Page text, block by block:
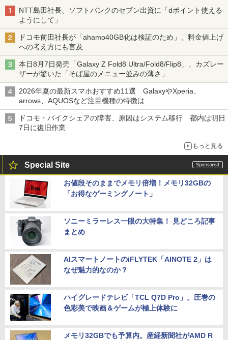
NTT島田社長、ソフトバンクのセブン出資に「dポイント使える
ようにして」
ドコモ前田社長が「ahamo40GB化は検証のため」、料金値上げ
への考え方にも言及
本日8月7日発売「Galaxy Z Fold8 Ultra/Fold8/Flip8」、カズレー
ザーが驚いた「そば屋のメニュー並みの薄さ」
2026年夏の最新スマホおすすめ11選 GalaxyやXperia、
arrows、AQUOSなど注目機種の特徴は
ドコモ・バイクシェアの障害、原因はシステム移行 都内は明日
7日に復旧作業
もっと見る
Special Site
お値段そのままでメモリ倍増！メモリ32GBの
「お得なゲーミングノート」
ソニーミラーレス一眼の大特集！ 見どころ記事
まとめ
AIスマートノートのiFLYTEK「AINOTE 2」は
なぜ魅力的なのか？
ハイグレードテレビ「TCL Q7D Pro」。圧巻の
色彩美で映画＆ゲームが極上体験に
メモリ32GBでも予算内。産経新聞社がAMD R